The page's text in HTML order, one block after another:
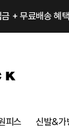
+ 무료배송 혜
피스 신발&가